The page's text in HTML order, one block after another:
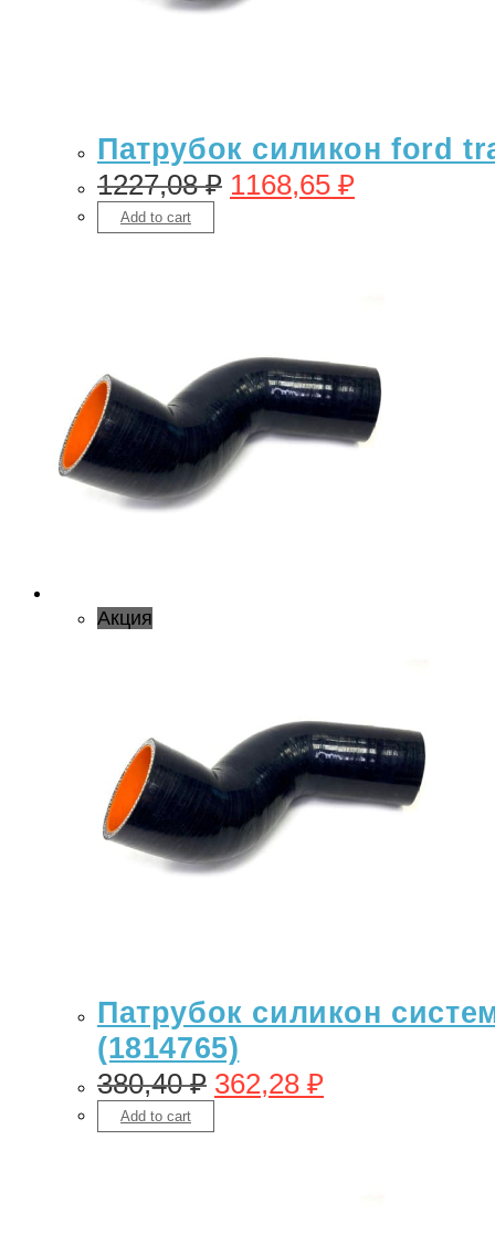
Патрубок силикон ford
1227,08₽ 1168,65 ₽
Add to cart
Акция
Патрубок силикон
(1814765)
380,40₽ 362,28 ₽
Add to cart